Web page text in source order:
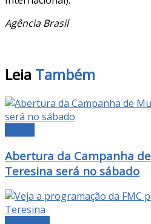
Agência Brasil
Leia Também
Abertura da Campanha
Teresina será no sábado